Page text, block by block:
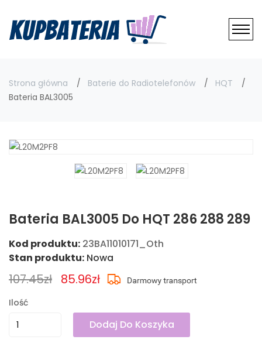
Strona główna Baterie do Radiotelefonów
HQT
Bateria BAL3005
Bateria BAL3005 Do HQT 286 288 289
Kod produktu: 23BA11010171_Oth
Stan produktu: Nowa
107.45zł 85.96zł
Ilość
Dodaj Do Koszyka